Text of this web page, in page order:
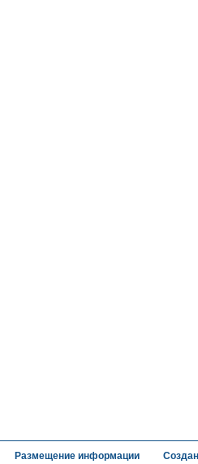
Размещение информации